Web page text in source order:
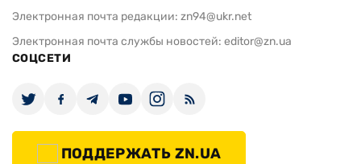
Электронная почта редакции: zn94@ukr.net
Электронная почта службы новостей: editor@zn.ua
СОЦСЕТИ
ПОДДЕРЖАТЬ ZN.UA